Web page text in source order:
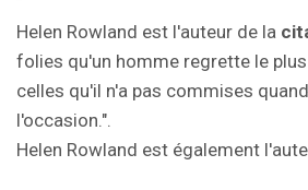
Helen Rowland est l'auteur de la
folies qu'un homme regrette le
celles qu'il n'a pas commises
l'occasion.".
Helen Rowland est également